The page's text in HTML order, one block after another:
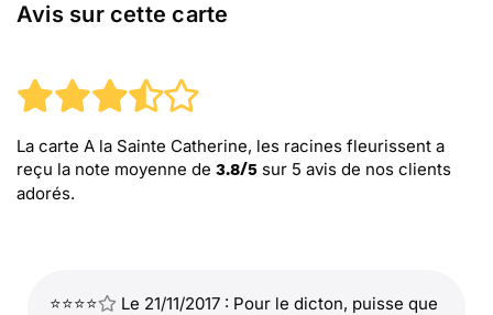
Avis sur cette carte
La carte A la Sainte Catherine, les racines fleurissent a
reçu la note moyenne de 3.8/5 sur 5 avis de nos clients
adorés.
⭐⭐⭐⭐
Le 21/11/2017 : Pour le dicton, puisse que